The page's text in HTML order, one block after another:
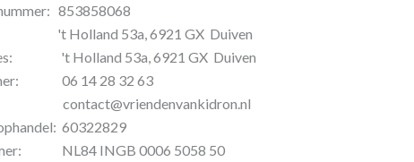
853858068
Holland 53a, 6921 GX Duiven
't Holland 53a, 6921 GX Duiven
06 14 28 32 63
contact@vriendenvankidron.nl
60322829
NL84 INGB 0006 5058 50